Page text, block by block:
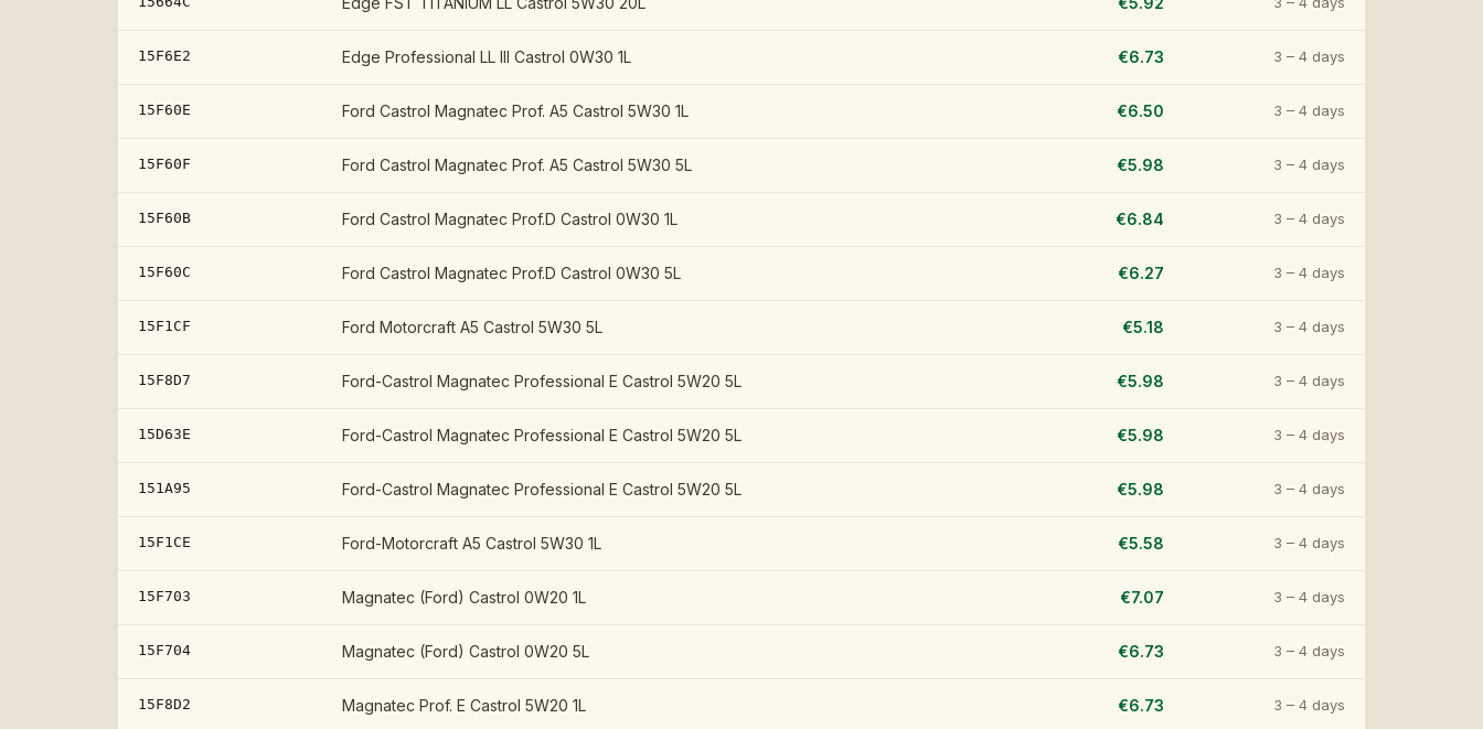
15F6E2 Edge Professional LL III Castrol 0W30 1L €6.73 3 – 4 days
15F60E Ford Castrol Magnatec Prof. A5 Castrol 5W30 1L €6.50 3 – 4 days
15F60F Ford Castrol Magnatec Prof. A5 Castrol 5W30 5L €5.98 3 – 4 days
15F60B Ford Castrol Magnatec Prof.D Castrol 0W30 1L €6.84 3 – 4 days
15F60C Ford Castrol Magnatec Prof.D Castrol 0W30 5L €6.27 3 – 4 days
15F1CF Ford Motorcraft A5 Castrol 5W30 5L €5.18 3 – 4 days
15F8D7 Ford-Castrol Magnatec Professional E Castrol 5W20 5L €5.98 3 – 4 days
15D63E Ford-Castrol Magnatec Professional E Castrol 5W20 5L €5.98 3 – 4 days
151A95 Ford-Castrol Magnatec Professional E Castrol 5W20 5L €5.98 3 – 4 days
15F1CE Ford-Motorcraft A5 Castrol 5W30 1L €5.58 3 – 4 days
15F703 Magnatec (Ford) Castrol 0W20 1L €7.07 3 – 4 days
15F704 Magnatec (Ford) Castrol 0W20 5L €6.73 3 – 4 days
15F8D2 Magnatec Prof. E Castrol 5W20 1L €6.73 3 – 4 days